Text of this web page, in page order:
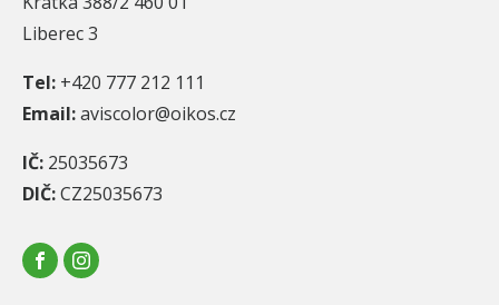
Liberec 3
Tel: +420 777 212 111
Email:aviscolor@oikos.cz
IČ: 25035673
DIČ:CZ25035673